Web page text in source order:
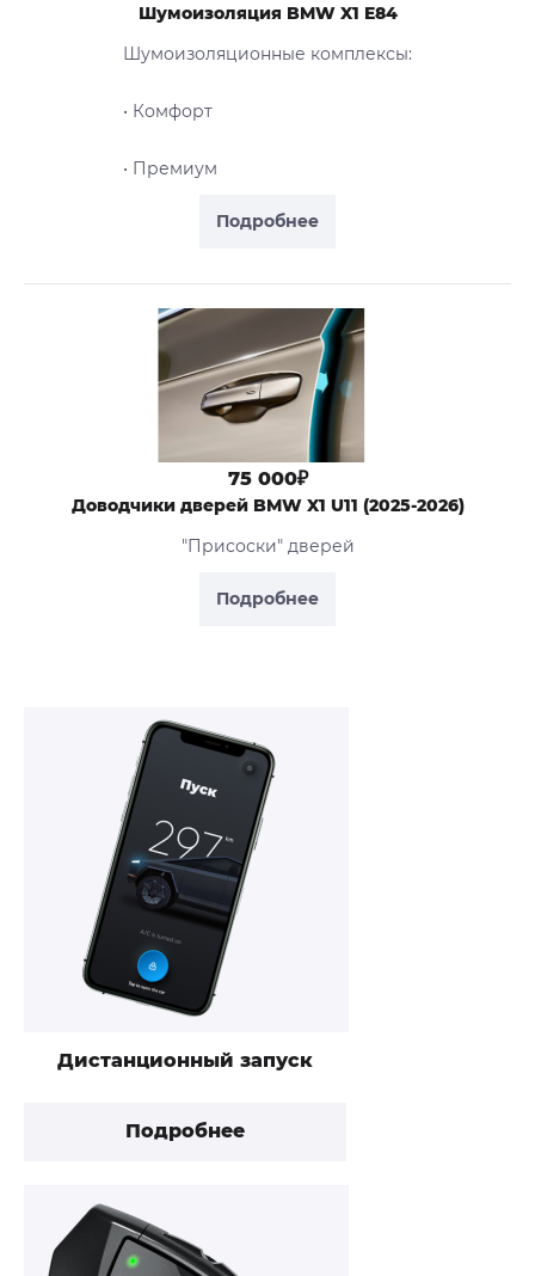
Подробнее
Шумоизоляция BMW X1 E84
Шумоизоляционные комплексы:
• Комфорт
• Премиум
Подробнее
75 000₽
Доводчики дверей BMW X1 U11 (2025-2026)
"Присоски" дверей
Дистанционный запуск
Подробнее